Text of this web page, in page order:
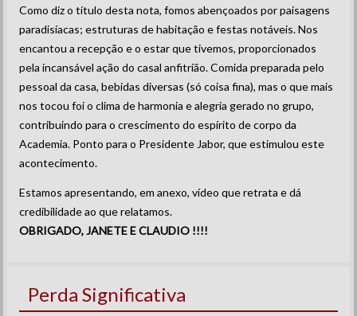
Como diz o título desta nota, fomos abençoados por paisagens
paradisíacas; estruturas de habitação e festas notáveis. Nos
encantou a recepção e o estar que tivemos, proporcionados
pela incansável ação do casal anfitrião. Comida preparada pelo
pessoal da casa, bebidas diversas (só coisa fina), mas o que mais
nos tocou foi o clima de harmonia e alegria gerado no grupo,
contribuindo para o crescimento do espírito de corpo da
Academia. Ponto para o Presidente Jabor, que estimulou este
acontecimento.
Estamos apresentando, em anexo, vídeo que retrata e dá
credibilidade ao que relatamos.
OBRIGADO, JANETE E CLAUDIO !!!!
Perda Significativa